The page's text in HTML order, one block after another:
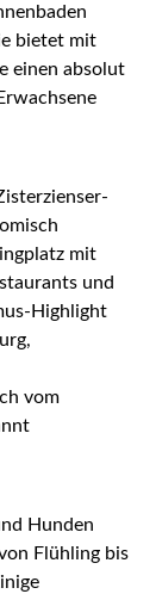
bietet mit
einen absolut
mit
und
Highlight
vom
Hunden
Flühling bis